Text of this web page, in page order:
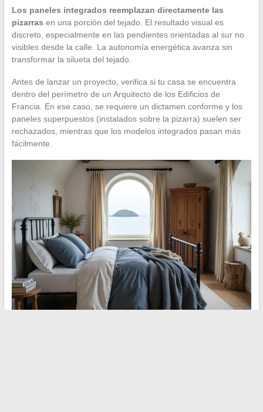
Los paneles integrados reemplazan directamente las
pizarras en una porción del tejado. El resultado visual es
discreto, especialmente en las pendientes orientadas al sur no
visibles desde la calle. La autonomía energética avanza sin
transformar la silueta del tejado.
Antes de lanzar un proyecto, verifica si tu casa se encuentra
dentro del perímetro de un Arquitecto de los Edificios de
Francia. En ese caso, se requiere un dictamen conforme y los
paneles superpuestos (instalados sobre la pizarra) suelen ser
rechazados, mientras que los modelos integrados pasan más
fácilmente.